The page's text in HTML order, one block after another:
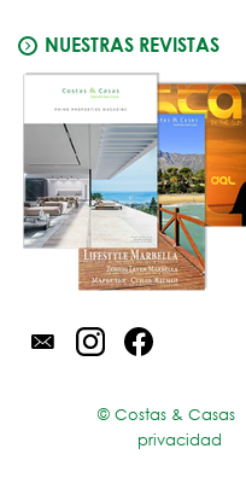
NUESTRAS REVISTAS
© Costas & Casas
privacidad